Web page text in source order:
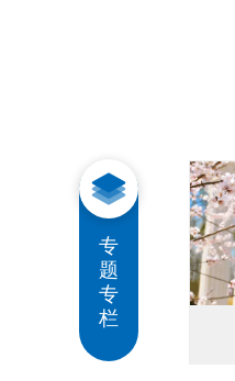
专
题
专
栏